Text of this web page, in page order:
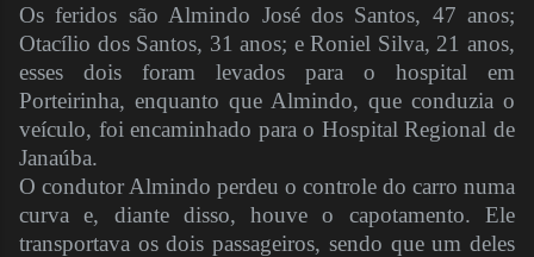
Os feridos são Almindo José dos Santos, 47 anos;
Otacílio dos Santos, 31 anos; e Roniel Silva, 21 anos,
esses dois foram levados para o hospital em
Porteirinha, enquanto que Almindo, que conduzia o
veículo, foi encaminhado para o Hospital Regional de
Janaúba.
O condutor Almindo perdeu o controle do carro numa
curva e, diante disso, houve o capotamento. Ele
transportava os dois passageiros, sendo que um deles